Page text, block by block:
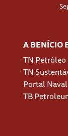
A BENÍCIO
TN Petróleo
TN
Portal Naval
TB